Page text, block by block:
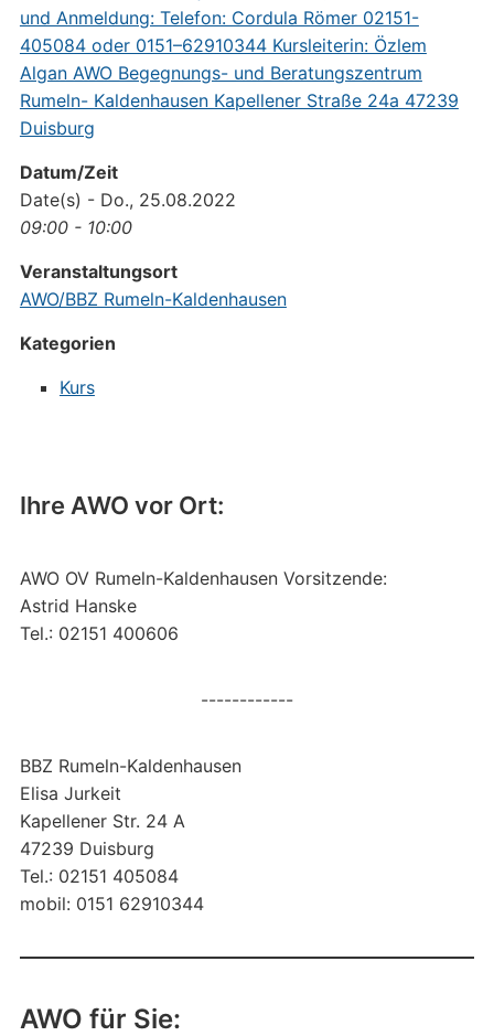
Ihre AWO vor Ort:
AWO OV Rumeln-Kaldenhausen Vorsitzende:
Astrid Hanske
Tel.: 02151 400606
------------
BBZ Rumeln-Kaldenhausen
Elisa Jurkeit
Kapellener Str. 24 A
47239 Duisburg
Tel.: 02151 405084
mobil: 0151 62910344
AWO für Sie:
Datum/Zeit
Date(s) - Do., 25.08.2022
09:00 - 10:00
Veranstaltungsort
AWO/BBZ Rumeln-Kaldenhausen
Kategorien
Kurs